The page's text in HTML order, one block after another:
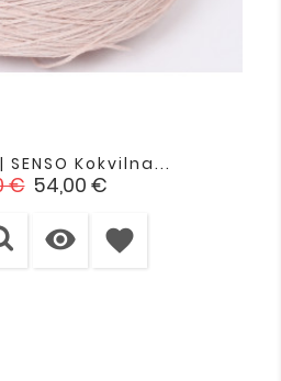
SENSO Kokvilna...
€ Cena
54,00 €
 favorite